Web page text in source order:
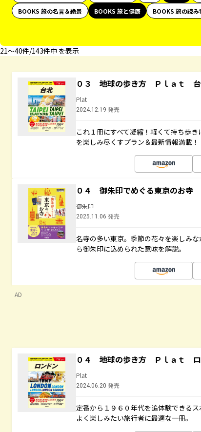
BOOKS 旅の名言＆絶景
BOOKS 旅と健康 BOOKS 旅の読み
21〜40件/143件中 を表示
０３ 地球の歩き方 Ｐｌａｔ
Plat
2024.12.19 発売
これ１冊にすべて凝縮！軽くて持ち歩
を楽しみ尽くすプラン＆最新情報満載！
０４ 御朱印でめぐる東京のお寺
御朱印
2025.11.06 発売
名寺の多い東京。季節の花々を楽しみ
ら御朱印に込められた意味を解説。
AD
０４ 地球の歩き方 Ｐｌａｔ ロ
Plat
2024.06.20 発売
定番から１９６０年代を追体験できる
よく楽しみたい旅行者に最適な一冊。